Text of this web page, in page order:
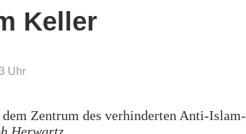
Keller
Uhr
Zentrum des verhinderten Anti-Islam-